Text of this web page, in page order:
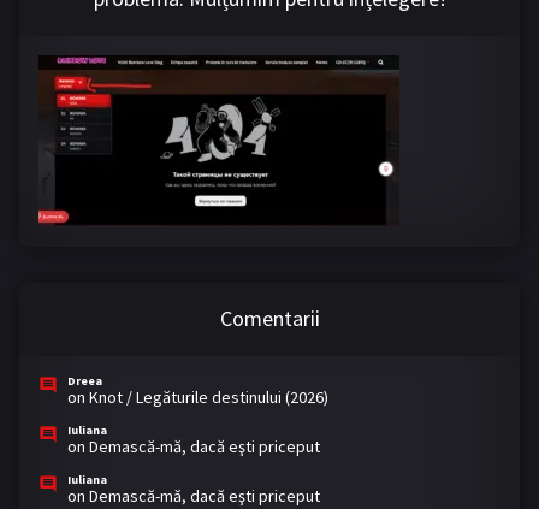
Comentarii
Dreea
on Knot / Legăturile destinului (2026)
Iuliana
on Demască-mă, dacă eşti priceput
Iuliana
on Demască-mă, dacă eşti priceput